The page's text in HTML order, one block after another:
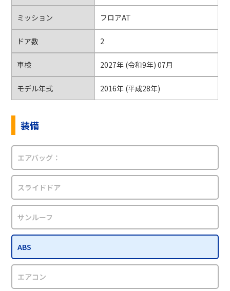
ミッション フロアAT
ドア数 2
車検 2027年 (令和9年) 07月
モデル年式 2016年 (平成28年)
装備
エアバッグ：
スライドドア
サンルーフ
ABS
エアコン